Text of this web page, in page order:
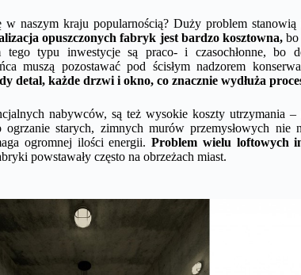
naszym kraju popularnością? Duży problem
opuszczonych fabryk jest bardzo kosztowna,bo
tego typu inwestycje są praco- i czasochłonne, bo
muszą pozostawać pod ścisłym nadzorem
detal, każde drzwi i okno, co znacznie wydłuża
nabywców, są też wysokie koszty utrzymania
starych, zimnych murów przemysłowych nie
ogromnej ilości energii. Problem wielu loftowych
powstawały często na obrzeżach miast.